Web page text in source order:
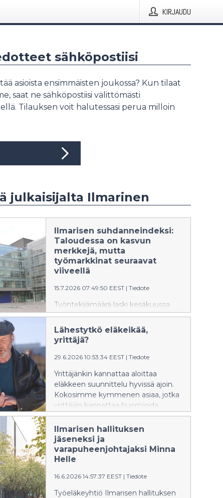
KIRJAUDU
sähköpostiisi
asioista ensimmäisten joukossa? Kun tilaat
saat ne sähköpostiisi välittömästi
Tilauksen voit halutessasi perua milloin
julkaisijalta Ilmarinen
Ilmarisen suhdanneindeksi:
Taloudessa on kasvun
merkkejä, mutta
työmarkkinat seuraavat
viiveellä
15.7.2026 07:49:50 EEST | Tiedote
Työntekijämäärä laski kesäkuussa
Ilmarisen suhdanneindeksiin
kuuluvissa yrityksissä 0,1 prosenttia
vuodentakaisesta. Vaikka indeksi jäi
niukasti miinukselle, talouden
piristymisestä on merkkejä
näkyy kuitenkin viiveellä.
Lähestytkö eläkeikää,
yrittäjä?
29.6.2026 10:53:34 EEST | Tiedote
Yrittäjänkin kannattaa aloittaa
eläkkeen suunnittelu hyvissä ajoin.
Kokosimme kymmenen asiaa, jotka
yrittäjän kannattaa huomioida
eläköitymistä suunnitellessaan.
Ilmarisen hallituksen
jäseneksi ja
varapuheenjohtajaksi Minna
Helle
16.6.2026 14:57:37 EEST | Tiedote
Työeläkeyhtiö Ilmarisen hallituksen